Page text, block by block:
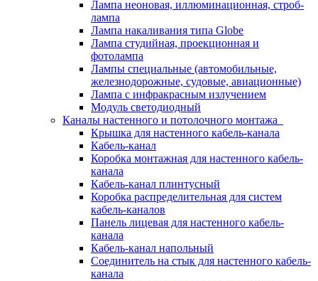
Лампа неоновая, иллюминационная, строб-
лампа
Лампа накаливания типа Globe
Лампа студийная, проекционная и
фотолампа
Лампы специальные (автомобильные,
железнодорожные, судовые, авиационные)
Лампа с инфракрасным излучением
Модуль светодиодный
Каналы настенного и потолочного монтажа
Крышка для настенного кабель-канала
Кабель-канал
Коробка монтажная для настенного кабель-
канала
Кабель-канал плинтусный
Коробка распределительная для систем
кабель-каналов
Панель лицевая для настенного кабель-
канала
Кабель-канал напольный
Соединитель на стык для настенного кабель-
канала